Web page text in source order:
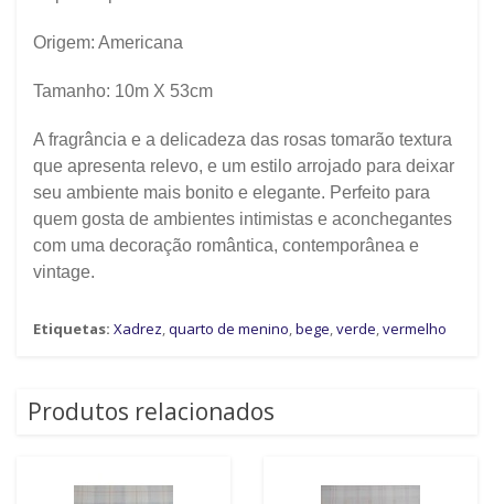
Origem: Americana
Tamanho: 10m X 53cm
A fragrância e a delicadeza das rosas tomarão textura
que apresenta relevo, e um estilo arrojado para deixar
seu ambiente mais bonito e elegante. Perfeito para
quem gosta de ambientes intimistas e aconchegantes
com uma decoração romântica, contemporânea e
vintage.
Etiquetas: Xadrez,quarto de menino,bege,verde,vermelho
Produtos relacionados